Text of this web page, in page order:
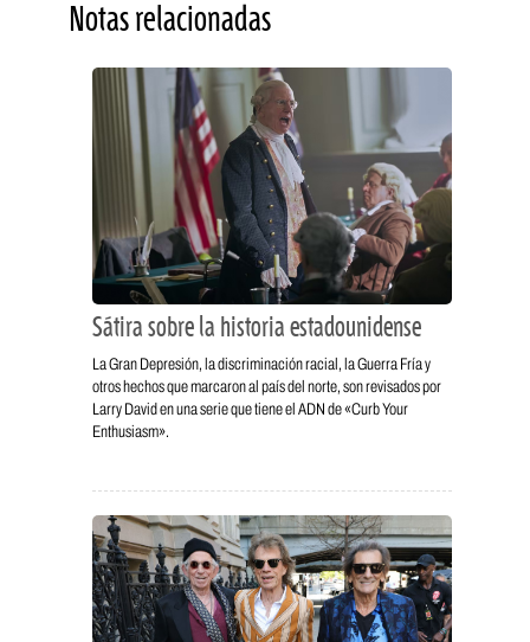
Notas relacionadas
Sátira sobre la historia estadounidense
La Gran Depresión, la discriminación racial, la Guerra Fría y
otros hechos que marcaron al país del norte, son revisados por
Larry David en una serie que tiene el ADN de «Curb Your
Enthusiasm».